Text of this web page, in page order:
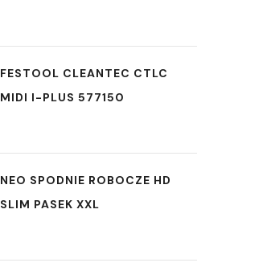
FESTOOL CLEANTEC CTLC
MIDI I-PLUS 577150
NEO SPODNIE ROBOCZE HD
SLIM PASEK XXL